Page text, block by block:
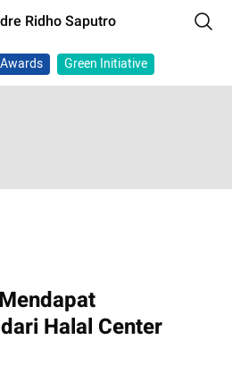
Ridho Saputro
Green Initiative
Halal Center